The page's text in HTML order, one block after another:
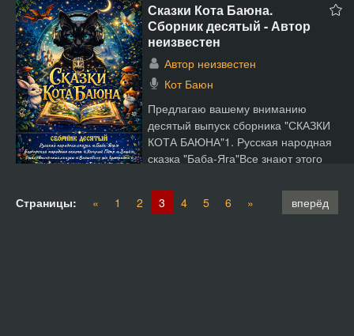
Сказки Кота Баюна.
Сборник десятый - Автор
неизвестен
Автор неизвестен
Кот Баюн
Предлагаю вашему вниманию
десятый выпуск сборника "СКАЗКИ
КОТА БАЮНА"1. Русская народная
сказка "Баба-Яга"Все знают этого
вперёд
Страницы: « 1 2 3 4 5 6 »